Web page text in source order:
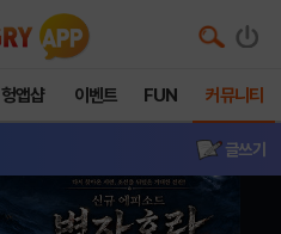
헝앱샵 이벤트 FUN 커뮤니티
글쓰기